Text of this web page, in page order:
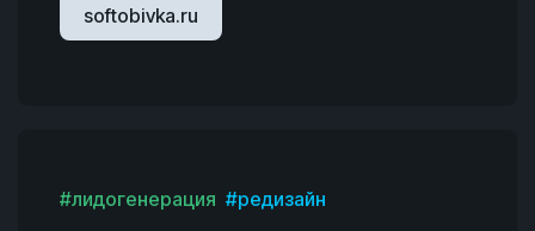
softobivka.ru
#лидогенерация #редизайн